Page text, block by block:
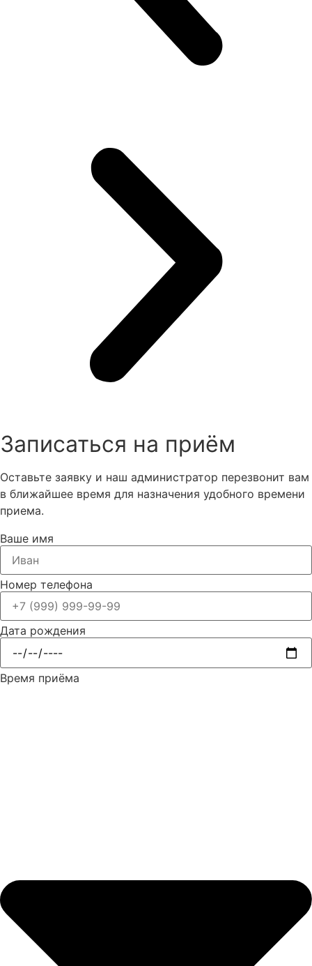
Записаться на приём
Оставьте заявку и наш администратор перезвонит вам
в ближайшее время для назначения удобного времени
приема.
Ваше имя
Номер телефона
Дата рождения
Время приёма